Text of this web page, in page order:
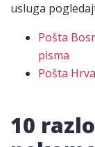
usluga
Pošta
pisma
Pošta
10